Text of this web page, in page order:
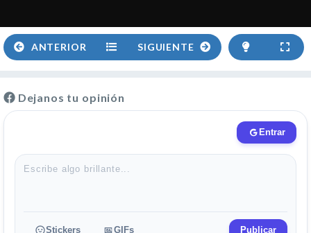
ANTERIOR SIGUIENTE
Dejanos tu opinión